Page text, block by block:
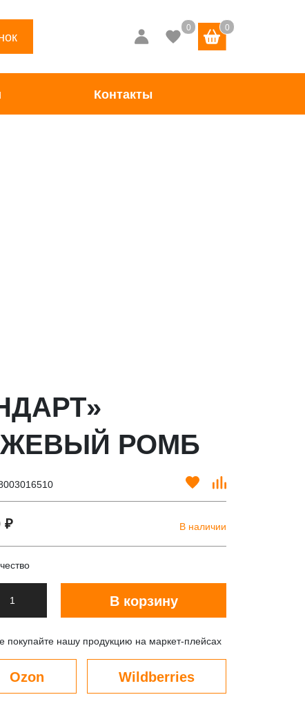
Контакты
РОМБ
₽ В наличии
В корзину
покупайте нашу продукцию на маркет-плейсах
Ozon Wildberries